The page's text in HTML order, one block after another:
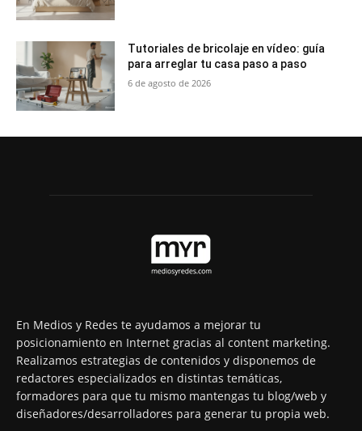
Tutoriales de bricolaje en vídeo: guía
para arreglar tu casa paso a paso
6 de agosto de 2026
En Medios y Redes te ayudamos a mejorar tu
posicionamiento en Internet gracias al content marketing.
Realizamos estrategias de contenidos y disponemos de
redactores especializados en distintas temáticas,
formadores para que tu mismo mantengas tu blog/web y
diseñadores/desarrolladores para generar tu propia web.